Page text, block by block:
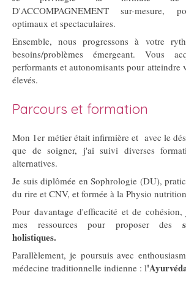
D'ACCOMPAGNEMENT sur-mesure,
optimaux et spectaculaires.
Ensemble, nous progressons à votre
besoins/problèmes émergeant. Vous
performants et autonomisants pour atteindre
élevés.
Parcours et formation
Mon 1er métier était infirmière et avec le
que de soigner, j'ai suivi diverses
alternatives.
Je suis diplômée en Sophrologie (DU),
du rire et CNV, et formée à la Physio
Pour davantage d'efficacité et de
mes ressources pour proposer des
holistiques.
Parallèlement, je poursuis avec
médecine traditionnelle indienne : l